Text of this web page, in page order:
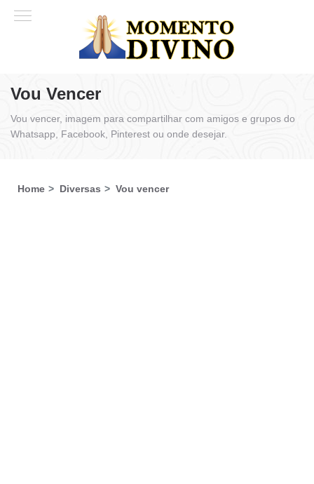
Vou Vencer
Vou vencer, imagem para compartilhar com amigos e grupos do
Whatsapp, Facebook, Pinterest ou onde desejar.
Home Diversas Vou vencer